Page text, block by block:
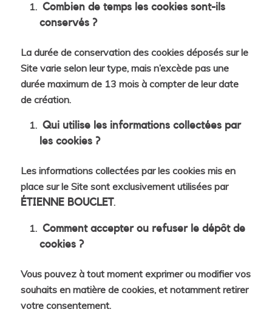
Combien de temps les cookies sont-ils
conservés ?
La durée de conservation des cookies déposés sur le
Site varie selon leur type, mais n’excède pas une
durée maximum de 13 mois à compter de leur date
de création.
Qui utilise les informations collectées par
les cookies ?
Les informations collectées par les cookies mis en
place sur le Site sont exclusivement utilisées par
ÉTIENNE BOUCLET.
Comment accepter ou refuser le dépôt de
cookies ?
Vous pouvez à tout moment exprimer ou modifier vos
souhaits en matière de cookies, et notamment retirer
votre consentement.